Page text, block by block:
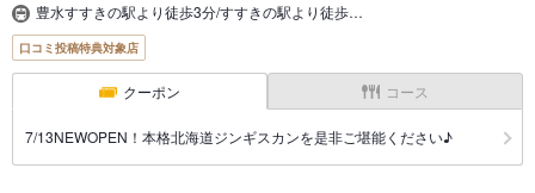
豊水すすきの駅より徒歩3分/すすきの駅より徒歩…
口コミ投稿特典対象店
クーポン コース
7/13NEWOPEN！本格北海道ジンギスカンを是非ご堪能ください♪